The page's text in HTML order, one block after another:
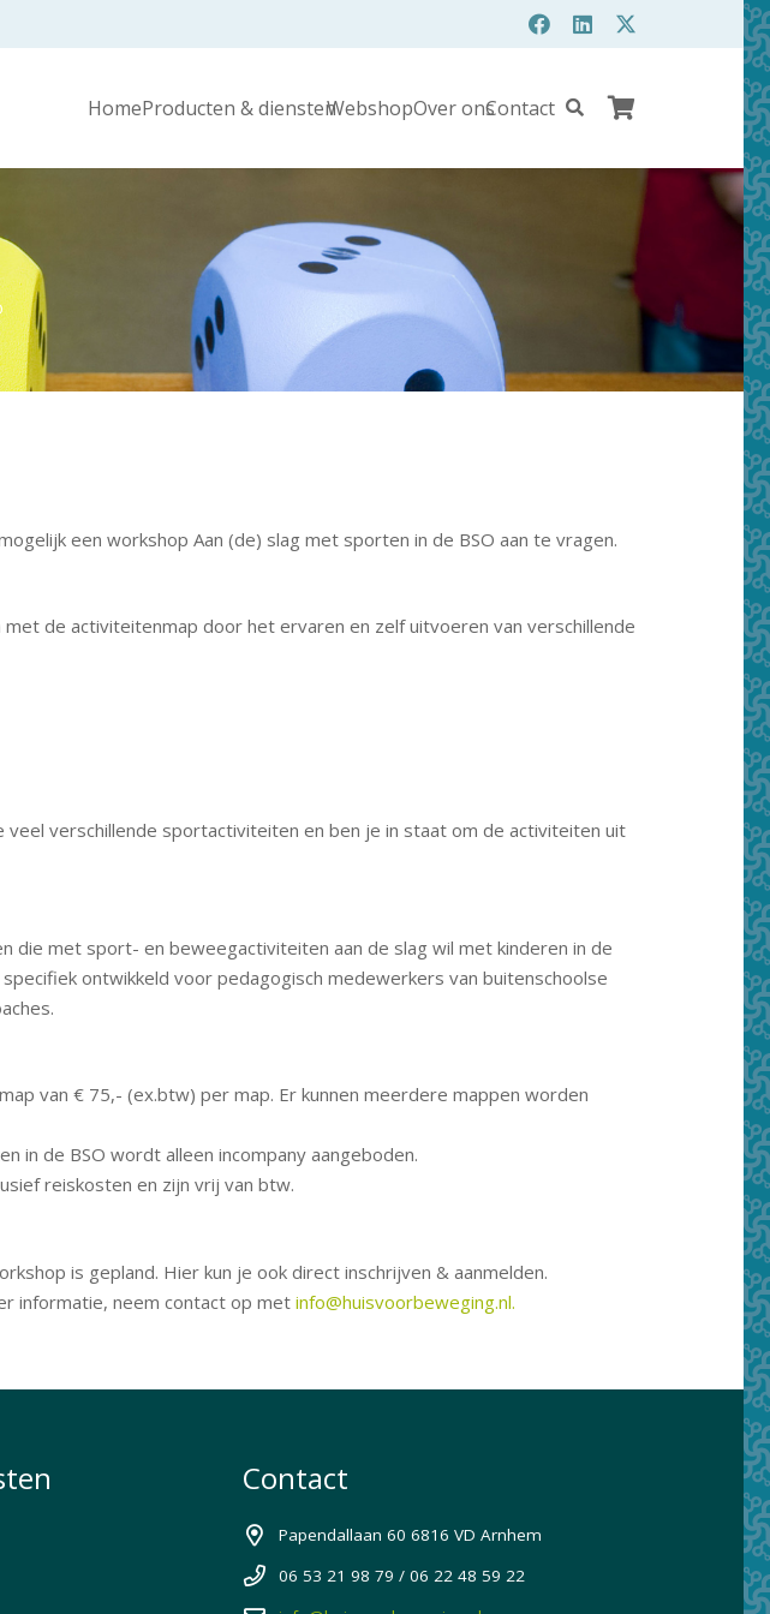
HomeProducten & dienstenWebshopOver onsContact
een workshop Aan (de) slag met sporten in de BSO aan te vragen.
de activiteitenmap door het ervaren en zelf uitvoeren van verschillende
veel verschillende sportactiviteiten en ben je in staat om de activiteiten uit
die met sport- en beweegactiviteiten aan de slag wil met kinderen in de
ontwikkeld voor pedagogisch medewerkers van buitenschoolse
van € 75,- (ex.btw) per map. Er kunnen meerdere mappen worden
in de BSO wordt alleen incompany aangeboden.
reiskosten en zijn vrij van btw.
is gepland. Hier kun je ook direct inschrijven & aanmelden.
informatie, neem contact op metinfo@huisvoorbeweging.nl.
Contact
Papendallaan 60 6816 VD Arnhem
06 53 21 98 79 / 06 22 48 59 22